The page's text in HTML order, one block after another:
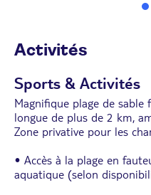
À noter : la règlementation
Activités
Sports & Activités
Magnifique plage de sable
longue de plus de 2 km,
Zone privative pour les
• Accès à la plage en
aquatique (selon